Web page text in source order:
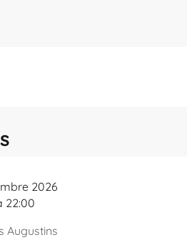
2026
22:00
Augustins